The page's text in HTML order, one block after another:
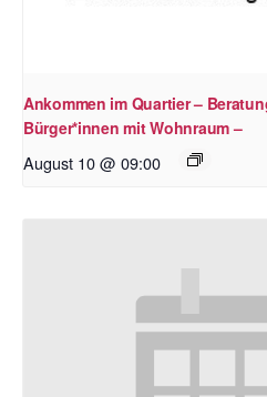
Ankommen im Quartier –
Bürger*innen mit Wohnraum –
August 10 @ 09:00